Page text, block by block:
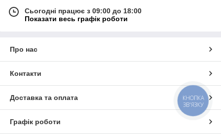
Сьогодні працює з 09:00 до 18:00
Показати весь графік роботи
Про нас
Контакти
Доставка та оплата
Графік роботи
КНОПКА
ЗВ'ЯЗКУ